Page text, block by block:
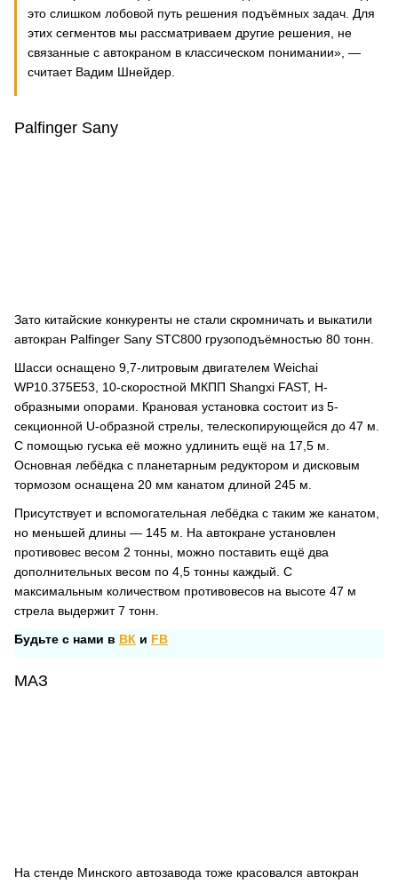
это слишком лобовой путь решения подъёмных задач. Для
этих сегментов мы рассматриваем другие решения, не
связанные с автокраном в классическом понимании», —
считает Вадим Шнейдер.
Palfinger Sany
Зато китайские конкуренты не стали скромничать и выкатили
автокран Palfinger Sany STC800 грузоподъёмностью 80 тонн.
Шасси оснащено 9,7-литровым двигателем Weichai
WP10.375E53, 10-скоростной МКПП Shangxi FAST, H-
образными опорами. Крановая установка состоит из 5-
секционной U-образной стрелы, телескопирующейся до 47 м.
С помощью гуська её можно удлинить ещё на 17,5 м.
Основная лебёдка с планетарным редуктором и дисковым
тормозом оснащена 20 мм канатом длиной 245 м.
Присутствует и вспомогательная лебёдка с таким же канатом,
но меньшей длины — 145 м. На автокране установлен
противовес весом 2 тонны, можно поставить ещё два
дополнительных весом по 4,5 тонны каждый. С
максимальным количеством противовесов на высоте 47 м
стрела выдержит 7 тонн.
Будьте с нами в ВК и FB
МАЗ
На стенде Минского автозавода тоже красовался автокран